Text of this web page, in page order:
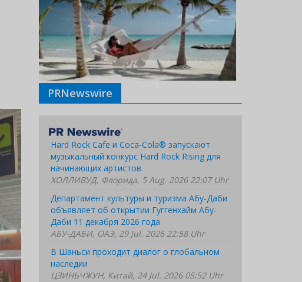
PRNewswire
Hard Rock Cafe и Coca-Cola® запускают
музыкальный конкурс Hard Rock Rising для
начинающих артистов
ХОЛЛИВУД, Флорида, 5 Aug. 2026 22:07 Uhr
Департамент культуры и туризма Абу-Даби
объявляет об открытии Гуггенхайм Абу-
Даби 11 декабря 2026 года
АБУ-ДАБИ, ОАЭ, 29 Jul. 2026 22:58 Uhr
В Шаньси проходит диалог о глобальном
наследии
ЦЗИНЬЧЖУН, Китай, 24 Jul. 2026 05:52 Uhr